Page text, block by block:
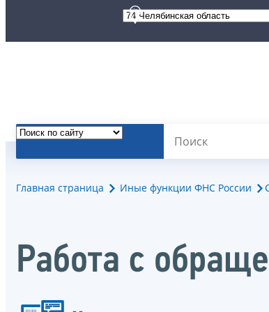
Главная страница Иные функции ФНС России
Работа с